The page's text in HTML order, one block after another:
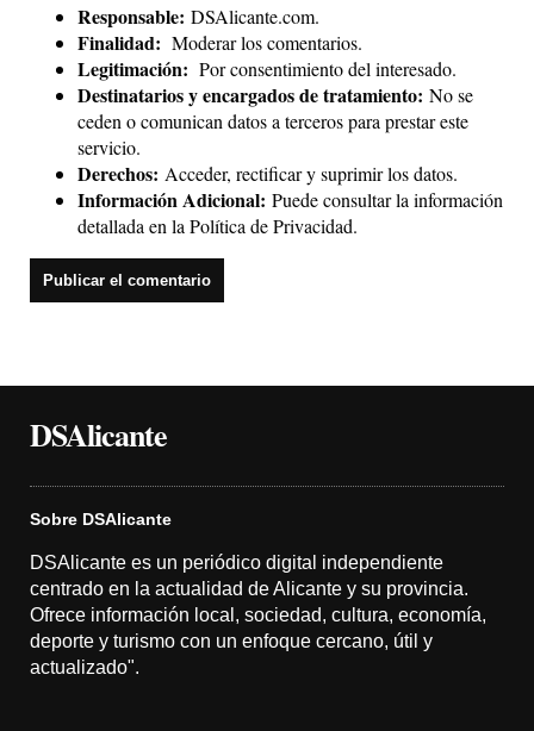
Responsable: DSAlicante.com.
Finalidad: Moderar los comentarios.
Legitimación: Por consentimiento del interesado.
Destinatarios y encargados de tratamiento: No se
ceden o comunican datos a terceros para prestar este
servicio.
Derechos: Acceder, rectificar y suprimir los datos.
Información Adicional: Puede consultar la información
detallada en la Política de Privacidad.
DSAlicante
Sobre DSAlicante
DSAlicante es un periódico digital independiente
centrado en la actualidad de Alicante y su provincia.
Ofrece información local, sociedad, cultura, economía,
deporte y turismo con un enfoque cercano, útil y
actualizado".